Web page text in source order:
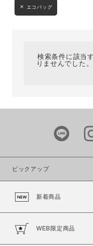
ブランド
カラー
エコバッグ
検索条件に該当
りませんでした
ピックアップ
新着商品
WEB限定商品